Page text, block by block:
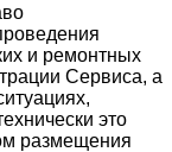
и ремонтных
Сервиса, а
это
размещения